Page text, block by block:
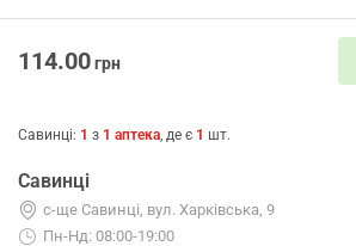
114.00грн
Савинці: 1 з 1 аптека, де є 1 шт.
Савинці
с-ще Савинці, вул. Харківська, 9
Пн-Нд: 08:00-19:00